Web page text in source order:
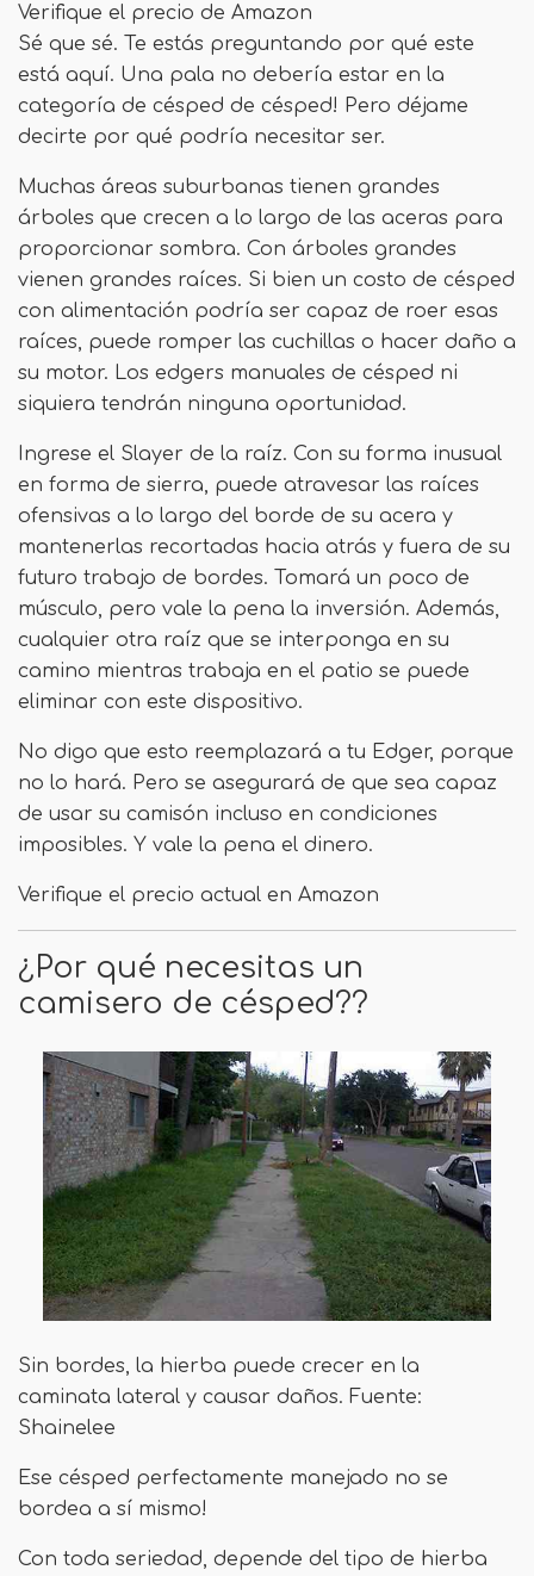
Verifique el precio de Amazon
Sé que sé. Te estás preguntando por qué este
está aquí. Una pala no debería estar en la
categoría de césped de césped! Pero déjame
decirte por qué podría necesitar ser.
Muchas áreas suburbanas tienen grandes
árboles que crecen a lo largo de las aceras para
proporcionar sombra. Con árboles grandes
vienen grandes raíces. Si bien un costo de césped
con alimentación podría ser capaz de roer esas
raíces, puede romper las cuchillas o hacer daño a
su motor. Los edgers manuales de césped ni
siquiera tendrán ninguna oportunidad.
Ingrese el Slayer de la raíz. Con su forma inusual
en forma de sierra, puede atravesar las raíces
ofensivas a lo largo del borde de su acera y
mantenerlas recortadas hacia atrás y fuera de su
futuro trabajo de bordes. Tomará un poco de
músculo, pero vale la pena la inversión. Además,
cualquier otra raíz que se interponga en su
camino mientras trabaja en el patio se puede
eliminar con este dispositivo.
No digo que esto reemplazará a tu Edger, porque
no lo hará. Pero se asegurará de que sea capaz
de usar su camisón incluso en condiciones
imposibles. Y vale la pena el dinero.
Verifique el precio actual en Amazon
¿Por qué necesitas un
camisero de césped??
Sin bordes, la hierba puede crecer en la
caminata lateral y causar daños. Fuente:
Shainelee
Ese césped perfectamente manejado no se
bordea a sí mismo!
Con toda seriedad, depende del tipo de hierba